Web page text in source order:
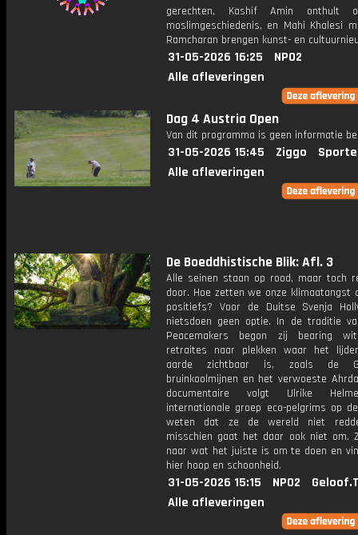
gerechten, Kashif Amin onthult
moslimgeschiedenis, en Mahi Khalesi
Ramcharan brengen kunst- en
31-05-2026 16:25
NPO2
Alle afleveringen
Dag 4 Austria Open
Van dit programma is geen informatie
31-05-2026 15:45 Ziggo
Alle afleveringen
De Boeddhistische Blik: Afl. 3
Alle seinen staan op rood, maar toch
door. Hoe zetten we onze klimaatangst
positiefs? Voor de Duitse Svenja
nietsdoen geen optie. In de traditie
Peacemakers begon zij bearing
retraites naar plekken waar het
aarde zichtbaar is, zoals de
bruinkoolmijnen en het verwoeste
documentaire volgt Ulrike
internationale groep eco-pelgrims op
weten dat ze de wereld niet
misschien gaat het daar ook niet om.
naar wat het juiste is om te doen en
hier hoop en schoonheid.
31-05-2026 15:15 NPO2
Alle afleveringen